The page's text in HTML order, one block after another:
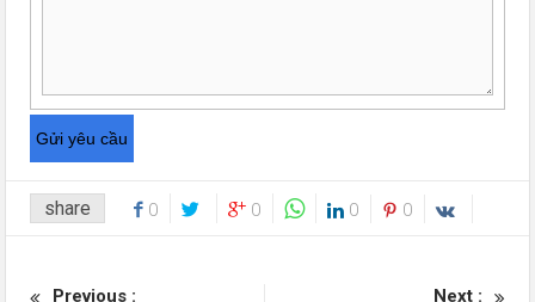
share 0 0 0 0
Previous :
Next :